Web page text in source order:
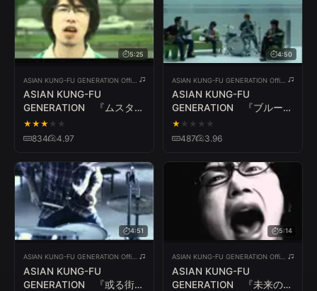
5:25
ASIAN KUNG-FU
GENERATION 『ムスタン
グ』
★★★ ★ ★
834 4.97
4:50
ASIAN KUNG-FU
GENERATION 『ブルート
レイン』
★ ★ ★ ★ ★
487 3.96
4:51
ASIAN KUNG-FU
GENERATION 『或る街の
5:14
ASIAN KUNG-FU
GENERATION 『未来の破